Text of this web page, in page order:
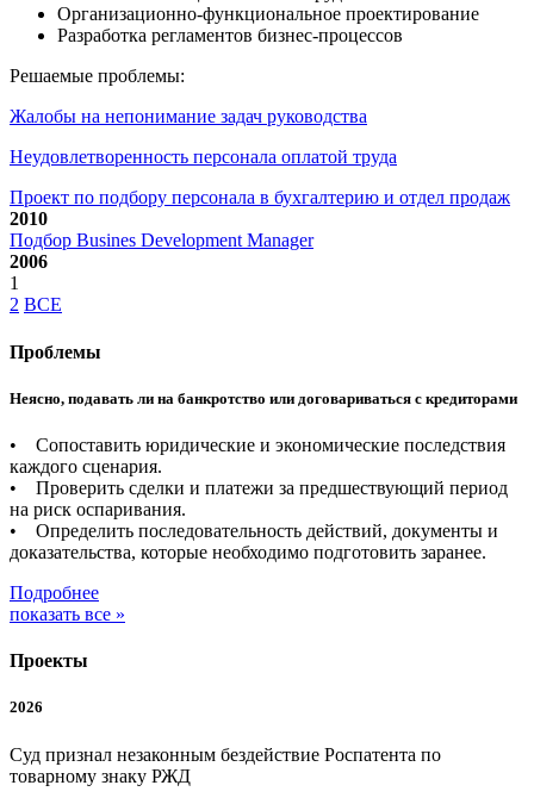
Организационно-функциональное проектирование
Разработка регламентов бизнес-процессов
Решаемые проблемы:
Жалобы на непонимание задач руководства
Неудовлетворенность персонала оплатой труда
Проект по подбору персонала в бухгалтерию и отдел продаж
2010
Подбор Busines Development Manager
2006
1
2 ВСЕ
Проблемы
Неясно, подавать ли на банкротство или договариваться с кредиторами
• Сопоставить юридические и экономические последствия
каждого сценария.
• Проверить сделки и платежи за предшествующий период
на риск оспаривания.
• Определить последовательность действий, документы и
доказательства, которые необходимо подготовить заранее.
Подробнее
показать все »
Проекты
2026
Суд признал незаконным бездействие Роспатента по
товарному знаку РЖД